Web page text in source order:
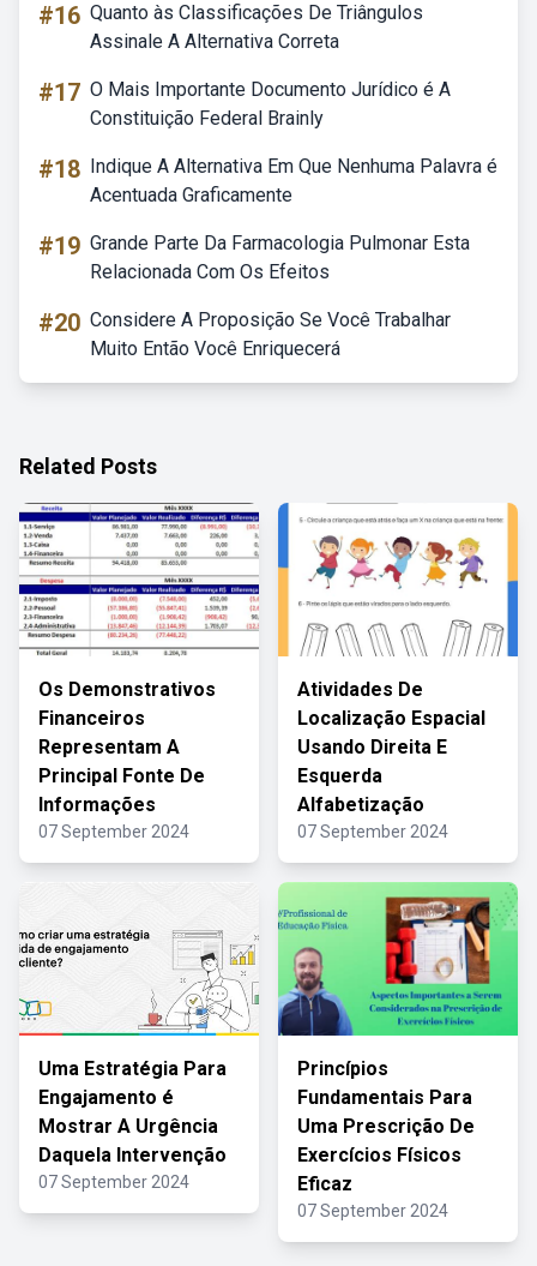
#16 Quanto às Classificações De Triângulos
Assinale A Alternativa Correta
#17 O Mais Importante Documento Jurídico é A
Constituição Federal Brainly
#18 Indique A Alternativa Em Que Nenhuma Palavra é
Acentuada Graficamente
#19 Grande Parte Da Farmacologia Pulmonar Esta
Relacionada Com Os Efeitos
#20 Considere A Proposição Se Você Trabalhar
Muito Então Você Enriquecerá
Related Posts
Os Demonstrativos
Financeiros
Representam A
Principal Fonte De
Informações
07 September 2024
Atividades De
Localização Espacial
Usando Direita E
Esquerda
Alfabetização
07 September 2024
Uma Estratégia Para
Engajamento é
Mostrar A Urgência
Daquela Intervenção
07 September 2024
Princípios
Fundamentais Para
Uma Prescrição De
Exercícios Físicos
Eficaz
07 September 2024